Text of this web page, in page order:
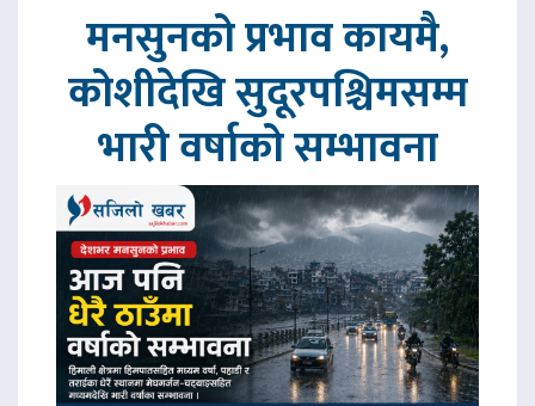
मनसुनको प्रभाव कायमै,
कोशीदेखि सुदूरपश्चिमसम्म
भारी वर्षाको सम्भावना